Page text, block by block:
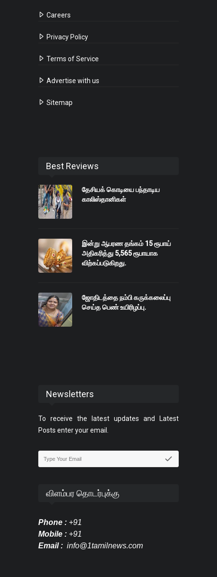
Careers
Privacy Policy
Terms of Service
Advertise with us
Sitemap
Best Reviews
தேசியக் கொடியை பந்தாடிய
காலிஸ்தானிகள்
இன்று ஆபரண தங்கம் 15 ரூபாய்
அதிகரித்து 5,565 ரூபாயாக
விற்கப்படுகிறது.
ஜோதிடத்தை நம்பி கருக்கலைப்பு
செய்த பெண் உயிரிழப்பு.
Newsletters
To receive the latest updates and Latest
Posts enter your email.
விளம்பர தொடர்புக்கு
Phone : +91
Mobile : +91
Email : info@1tamilnews.com